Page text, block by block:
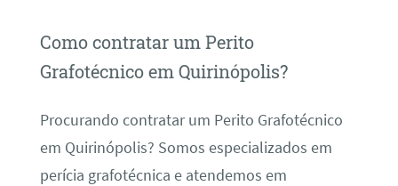
Como contratar um Perito
Grafotécnico em Quirinópolis?
Procurando contratar um Perito Grafotécnico
em Quirinópolis? Somos especializados em
perícia grafotécnica e atendemos em